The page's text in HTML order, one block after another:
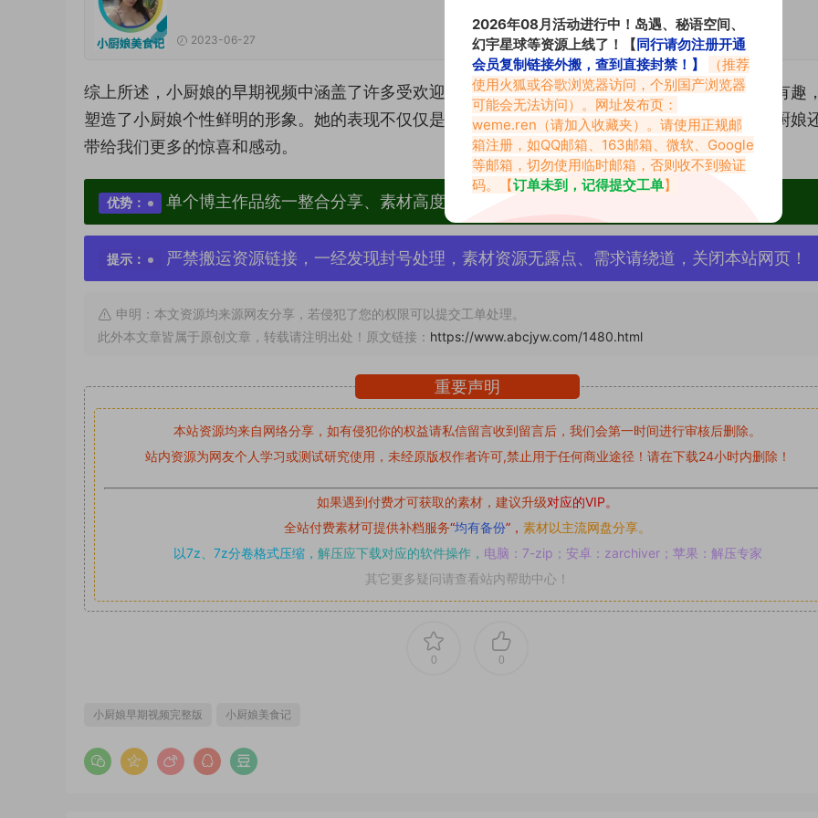
2023-06-27
综上所述，小厨娘的早期视频中涵盖了许多受欢迎的梗和元素，这些元素不仅让观众感到愉快和有趣
塑造了小厨娘个性鲜明的形象。她的表现不仅仅是烹饪，还有一份天真可爱和无限魅力。相信小厨娘
带给我们更多的惊喜和感动。
优势： 单个博主作品统一整合分享、素材高度去重复、逐一归档方便收藏！
提示： 严禁搬运资源链接，一经发现封号处理，素材资源无露点、需求请绕道，关闭本站网页！
申明：本文资源均来源网友分享，若侵犯了您的权限可以提交工单处理。
此外本文章皆属于原创文章，转载请注明出处！原文链接： https://www.abcjyw.com/1480.html
重要声明
本站资源均来自网络分享，如有侵犯你的权益请私信留言收到留言后，我们会第一时间进行审核后删除。
站内资源为网友个人学习或测试研究使用，未经原版权作者许可,禁止用于任何商业途径！请在下载24小时内删除！
如果遇到付费才可获取的素材，建议升级对应的VIP。
全站付费素材可提供补档服务“均有备份”， 素材以主流网盘分享。
以7z、7z分卷格式压缩， 解压应下载对应的软件操作， 电脑：7-zip；安卓：zarchiver；苹果：解压专家
其它更多疑问请查看站内帮助中心！
0 0
小厨娘早期视频完整版 小厨娘美食记
2026年08月活动进行中！岛遇、秘语空间、
幻宇星球等资源上线了！【 同行请勿注册开通
会员复制链接外搬，查到直接封禁！】
（推荐
使用火狐或谷歌浏览器访问，个别国产浏览器
可能会无法访问）。网址发布页：
weme.ren （请加入收藏夹）。请使用正规邮
箱注册，如QQ邮箱、163邮箱、微软、Google
等邮箱，切勿使用临时邮箱，否则收不到验证
码。【订单未到，记得提交工单】